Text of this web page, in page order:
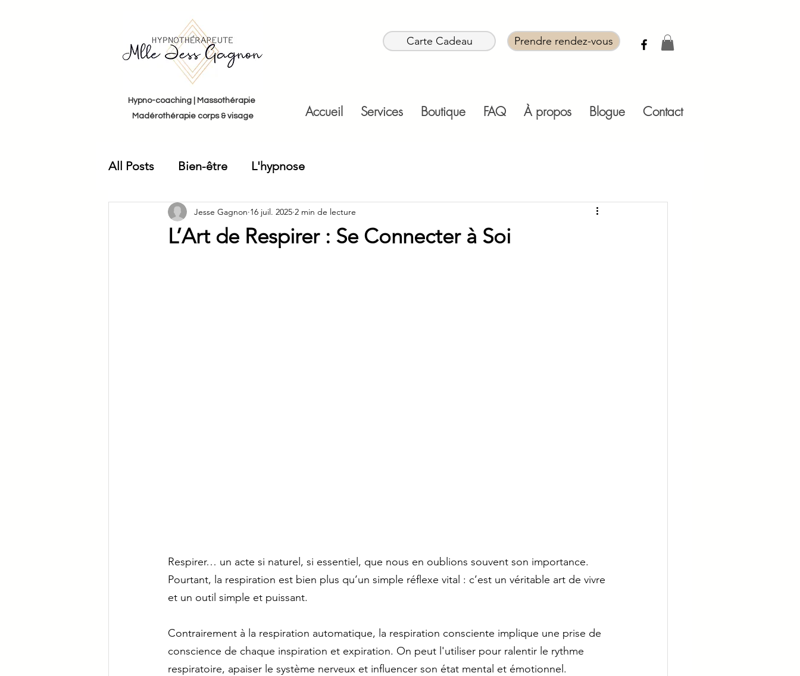
Hypno-coaching | Massothérapie
Madérothérapie corps & visage
Carte Cadeau Prendre rendez-vous
Accueil Services Boutique FAQ À propos Blogue Contact
All Posts Bien-être L'hypnose
L’Art de Respirer : Se Connecter à Soi
Jesse Gagnon 16 juil. 2025 2 min de lecture
Respirer… un acte si naturel, si essentiel, que nous en oublions souvent son importance.
Pourtant, la respiration est bien plus qu’un simple réflexe vital : c’est un véritable art de vivre
et un outil simple et puissant.
Contrairement à la respiration automatique, la respiration consciente implique une prise de
conscience de chaque inspiration et expiration. On peut l'utiliser pour ralentir le rythme
respiratoire, apaiser le système nerveux et influencer son état mental et émotionnel.